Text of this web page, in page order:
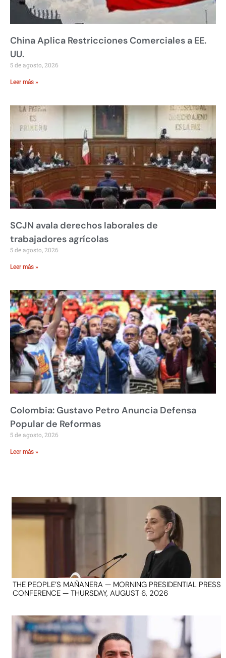
China Aplica Restricciones Comerciales a EE.
UU.
5 de agosto, 2026
Leer más »
SCJN avala derechos laborales de
trabajadores agrícolas
5 de agosto, 2026
Leer más »
Colombia: Gustavo Petro Anuncia Defensa
Popular de Reformas
5 de agosto, 2026
Leer más »
THE PEOPLE’S MAÑANERA — MORNING PRESIDENTIAL PRESS
CONFERENCE — THURSDAY, AUGUST 6, 2026